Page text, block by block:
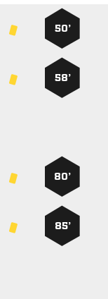
50’
58’
80’
85’